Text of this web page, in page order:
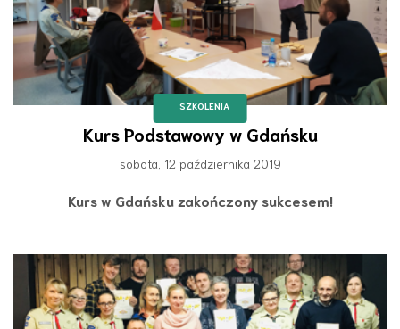
SZKOLENIA
Kurs Podstawowy w Gdańsku
sobota, 12 października 2019
Kurs w Gdańsku zakończony sukcesem!